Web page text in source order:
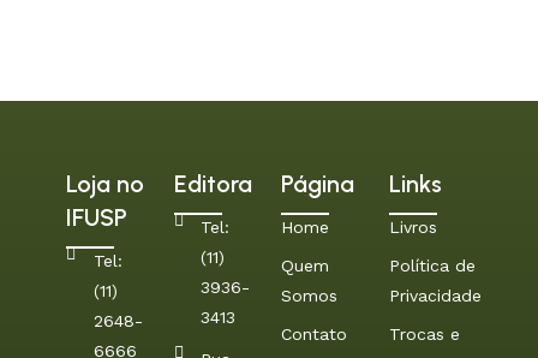
Loja no
IFUSP
Tel:
(11)
2648-
6666
Editora
Tel:
(11)
3936-
3413
Página
Home
Quem
Somos
Contato
Links
Livros
Política de
Privacidade
Trocas e